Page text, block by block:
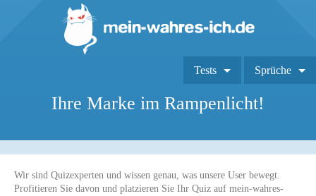
Tests Sprüche
Ihre Marke im Rampenlicht!
Wir sind Quizexperten und wissen genau, was unsere User bewegt.
Profitieren Sie davon und platzieren Sie Ihr Quiz auf mein-wahres-